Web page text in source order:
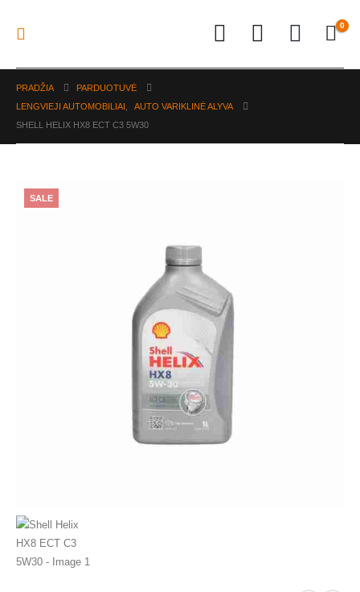
0
PRADŽIA
PARDUOTUVĖ
LENGVIEJI AUTOMOBILIAI
AUTO VARIKLINĖ ALYVA
SHELL HELIX HX8 ECT C3 5W30
SALE